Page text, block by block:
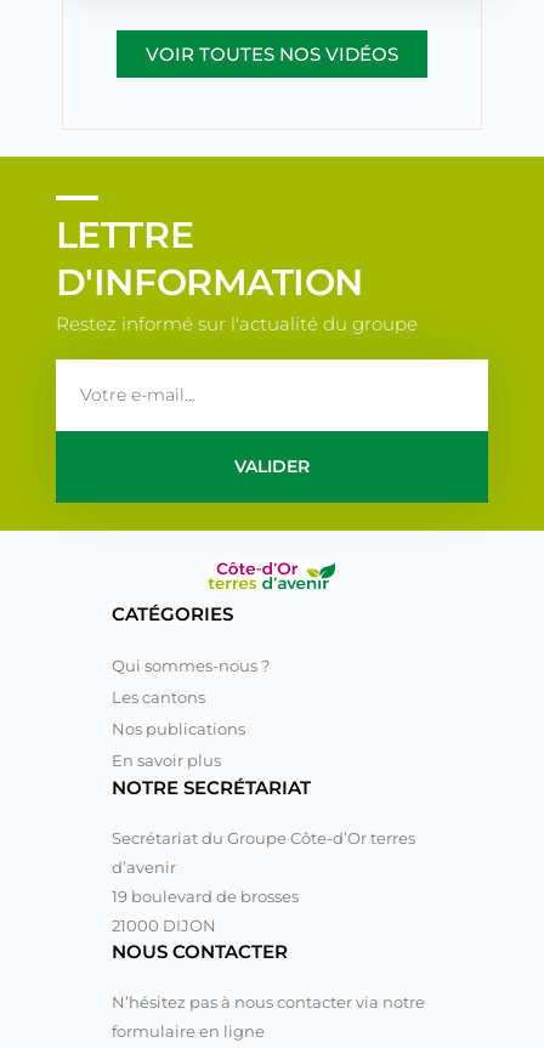
VOIR TOUTES NOS VIDÉOS
LETTRE
D'INFORMATION
Restez informé sur l'actualité du groupe
VALIDER
CATÉGORIES
Qui sommes-nous ?
Les cantons
Nos publications
En savoir plus
NOTRE SECRÉTARIAT
Secrétariat du Groupe Côte-d’Or terres
d’avenir
19 boulevard de brosses
21000 DIJON
NOUS CONTACTER
N’hésitez pas à nous contacter via notre
formulaire en ligne